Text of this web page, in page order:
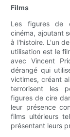
Films
Les figures de
cinéma, ajoutant
à l'histoire. L'un
utilisation est le
avec Vincent
dérangé qui
victimes, créant
terrorisent les
figures de cire
leur présence
films ultérieurs
présentant leurs